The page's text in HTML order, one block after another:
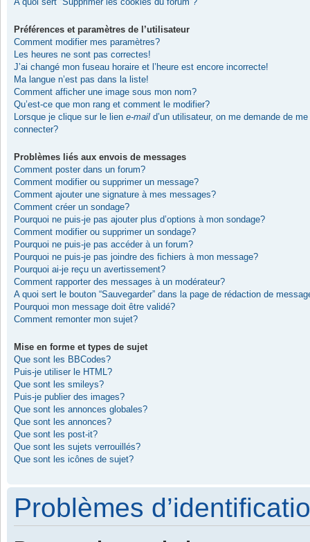
Préférences et paramètres de l’utilisateur
Comment modifier mes paramètres?
Les heures ne sont pas correctes!
J’ai changé mon fuseau horaire et l’heure est encore incorrecte!
Ma langue n’est pas dans la liste!
Comment afficher une image sous mon nom?
Qu’est-ce que mon rang et comment le modifier?
Lorsque je clique sur le lien e-mail d’un utilisateur, on me demande de me
connecter?
Problèmes liés aux envois de messages
Comment poster dans un forum?
Comment modifier ou supprimer un message?
Comment ajouter une signature à mes messages?
Comment créer un sondage?
Pourquoi ne puis-je pas ajouter plus d’options à mon sondage?
Comment modifier ou supprimer un sondage?
Pourquoi ne puis-je pas accéder à un forum?
Pourquoi ne puis-je pas joindre des fichiers à mon message?
Pourquoi ai-je reçu un avertissement?
Comment rapporter des messages à un modérateur?
A quoi sert le bouton “Sauvegarder” dans la page de rédaction de
Pourquoi mon message doit être validé?
Comment remonter mon sujet?
Mise en forme et types de sujet
Que sont les BBCodes?
Puis-je utiliser le HTML?
Que sont les smileys?
Puis-je publier des images?
Que sont les annonces globales?
Que sont les annonces?
Que sont les post-it?
Que sont les sujets verrouillés?
Que sont les icônes de sujet?
Problèmes